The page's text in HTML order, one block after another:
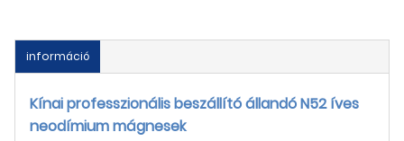
információ
Kínai professzionális beszállító állandó N52 íves
neodímium mágnesek